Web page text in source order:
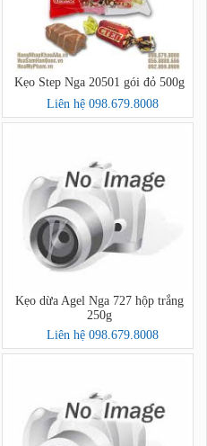
Kẹo Step Nga 20501 gói đỏ 500g
Liên hệ 098.679.8008
Kẹo dừa Agel Nga 727 hộp trắng
250g
Liên hệ 098.679.8008